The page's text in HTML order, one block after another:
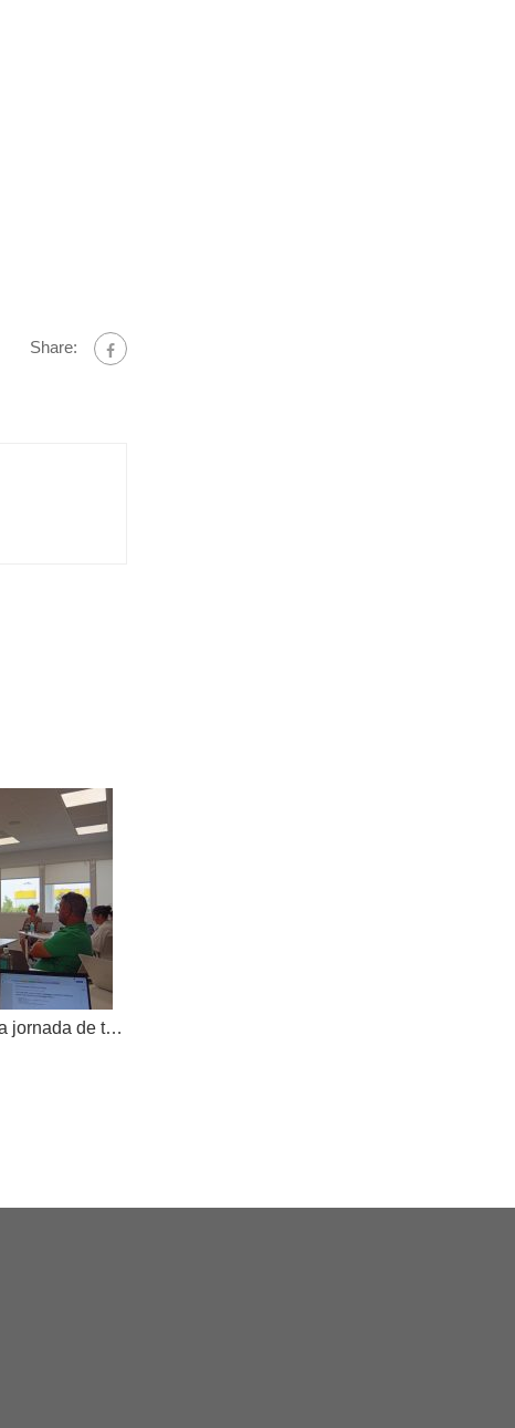
Share:
AKOE tanca el curs amb una jornada de treball compartit i dona la benvinguda a una nova cooperativa